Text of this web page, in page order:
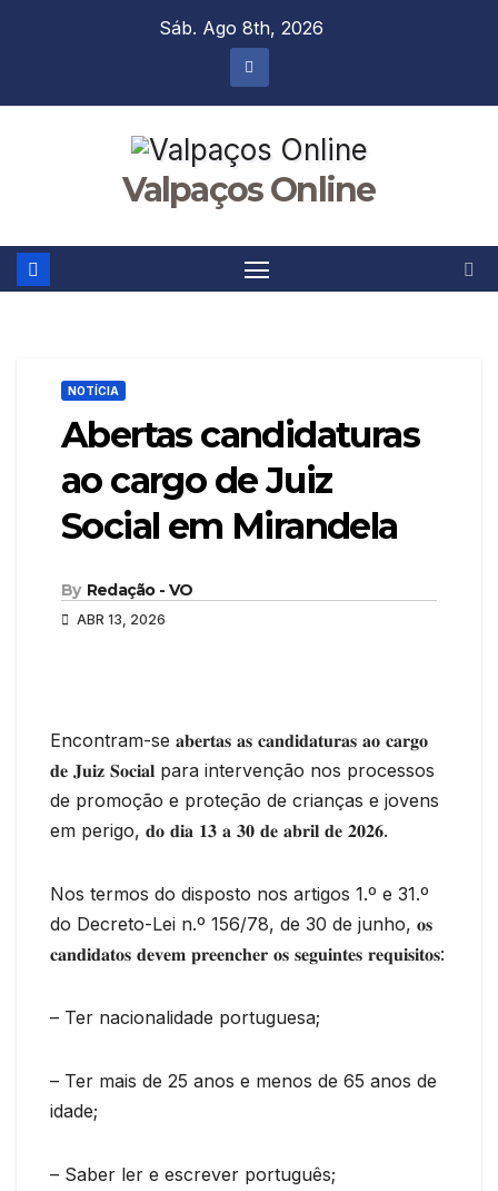
Sáb. Ago 8th, 2026
Valpaços Online
NOTÍCIA
Abertas candidaturas
ao cargo de Juiz
Social em Mirandela
By Redação - VO
ABR 13, 2026
Encontram-se 𝐚𝐛𝐞𝐫𝐭𝐚𝐬 𝐚𝐬 𝐜𝐚𝐧𝐝𝐢𝐝𝐚𝐭𝐮𝐫𝐚𝐬 𝐚𝐨 𝐜𝐚𝐫𝐠𝐨
𝐝𝐞 𝐉𝐮𝐢𝐳 𝐒𝐨𝐜𝐢𝐚𝐥 para intervenção nos processos
de promoção e proteção de crianças e jovens
em perigo, 𝐝𝐨 𝐝𝐢𝐚 𝟏𝟑 𝐚 𝟑𝟎 𝐝𝐞 𝐚𝐛𝐫𝐢𝐥 𝐝𝐞 𝟐𝟎𝟐𝟔.
Nos termos do disposto nos artigos 1.º e 31.º
do Decreto-Lei n.º 156/78, de 30 de junho, 𝐨𝐬
𝐜𝐚𝐧𝐝𝐢𝐝𝐚𝐭𝐨𝐬 𝐝𝐞𝐯𝐞𝐦 𝐩𝐫𝐞𝐞𝐧𝐜𝐡𝐞𝐫 𝐨𝐬 𝐬𝐞𝐠𝐮𝐢𝐧𝐭𝐞𝐬 𝐫𝐞𝐪𝐮𝐢𝐬𝐢𝐭𝐨𝐬:
– Ter nacionalidade portuguesa;
– Ter mais de 25 anos e menos de 65 anos de
idade;
– Saber ler e escrever português;